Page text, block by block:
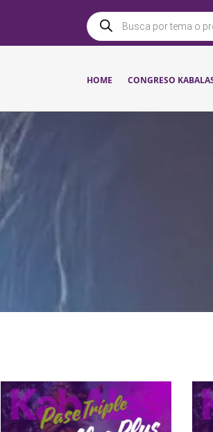
BÚSQUEDA
DE
PRODUCTOS
HOME CONGRESO